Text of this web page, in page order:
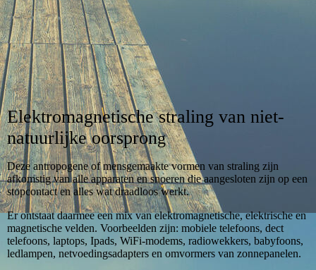
Elektromagnetische straling van niet-
natuurlijke oorsprong
Deze antropogene of mensgemaakte vormen van straling zijn
afkomstig van alle apparaten en snoeren die aangesloten zijn op een
stopcontact en alles wat draadloos werkt.
Er ontstaat daarmee een mix van elektromagnetische, elektrische en
magnetische velden. Voorbeelden zijn: mobiele telefoons, dect
telefoons, laptops, Ipads, WiFi-modems, radiowekkers, babyfoons,
ledlampen, netvoedingsadapters en omvormers van zonnepanelen.